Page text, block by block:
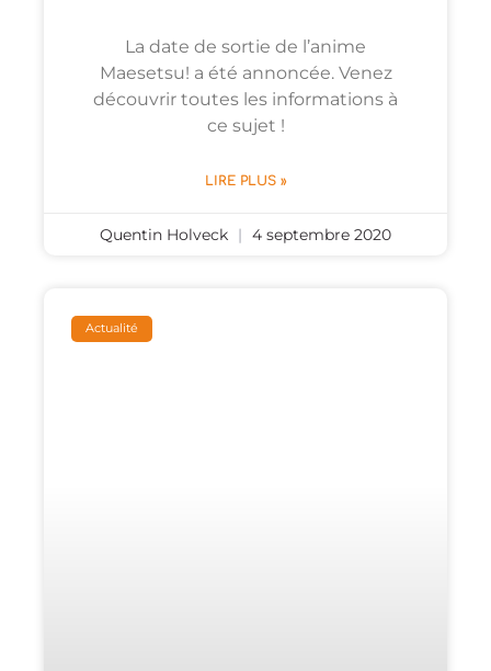
La date de sortie de l’anime
Maesetsu! a été annoncée. Venez
découvrir toutes les informations à
ce sujet !
LIRE PLUS »
Quentin Holveck 4 septembre 2020
Actualité